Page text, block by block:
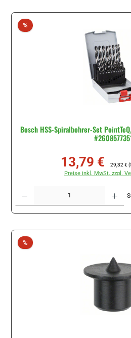
%Rabatt
Bosch HSS-Spiralbohrer-Set
Verkaufspreis:
13,79 € Regulärer
29,32 €
Preise inkl. MwSt. zzgl.
%Rabatt